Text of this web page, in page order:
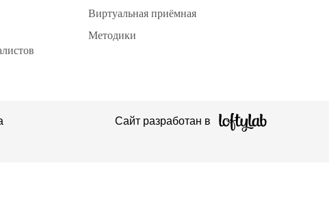
Виртуальная приёмная
Методики
Сайт разработан в